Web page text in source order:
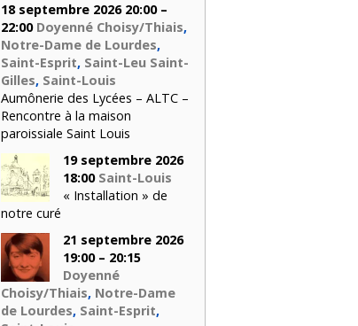
18 septembre 2026 20:00 –
22:00 Doyenné Choisy/Thiais,
Notre-Dame de Lourdes,
Saint-Esprit, Saint-Leu Saint-
Gilles, Saint-Louis
Aumônerie des Lycées – ALTC –
Rencontre à la maison
paroissiale Saint Louis
19 septembre 2026
18:00 Saint-Louis
« Installation » de
notre curé
21 septembre 2026
19:00 – 20:15
Doyenné
Choisy/Thiais, Notre-Dame
de Lourdes, Saint-Esprit,